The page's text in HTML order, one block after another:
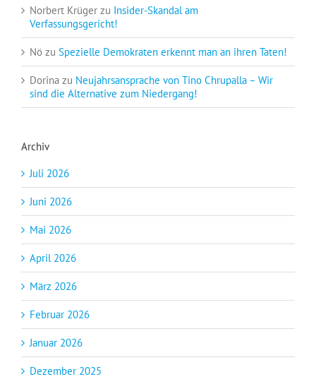
Norbert Krüger zu Insider-Skandal am
Verfassungsgericht!
Nö zu Spezielle Demokraten erkennt man an ihren Taten!
Dorina zu Neujahrsansprache von Tino Chrupalla – Wir
sind die Alternative zum Niedergang!
Archiv
Juli 2026
Juni 2026
Mai 2026
April 2026
März 2026
Februar 2026
Januar 2026
Dezember 2025